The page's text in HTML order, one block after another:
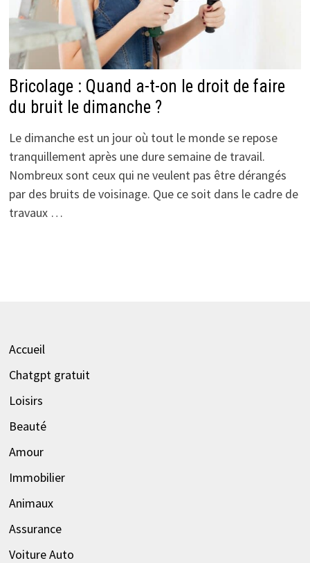
Bricolage : Quand a-t-on le droit de faire
du bruit le dimanche ?
Le dimanche est un jour où tout le monde se repose
tranquillement après une dure semaine de travail.
Nombreux sont ceux qui ne veulent pas être dérangés
par des bruits de voisinage. Que ce soit dans le cadre de
travaux …
Accueil
Chatgpt gratuit
Loisirs
Beauté
Amour
Immobilier
Animaux
Assurance
Voiture Auto